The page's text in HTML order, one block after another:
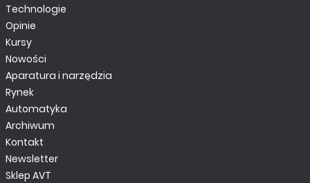
Technologie
Opinie
Kursy
Nowości
Aparatura i narzędzia
Rynek
Automatyka
Archiwum
Kontakt
Newsletter
Sklep AVT